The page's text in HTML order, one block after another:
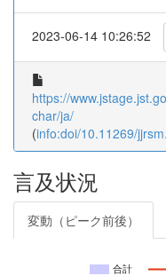
2023-06-14 10:26:52
https://
char/ja/
(info:doi/10.11269/
言及状況
変動（ピーク前後）
合計